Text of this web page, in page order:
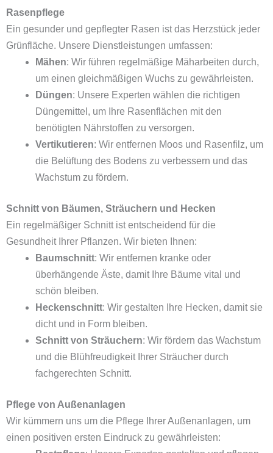
Rasenpflege
Ein gesunder und gepflegter Rasen ist das Herzstück jeder
Grünfläche. Unsere Dienstleistungen umfassen:
Mähen: Wir führen regelmäßige Mäharbeiten durch,
um einen gleichmäßigen Wuchs zu gewährleisten.
Düngen: Unsere Experten wählen die richtigen
Düngemittel, um Ihre Rasenflächen mit den
benötigten Nährstoffen zu versorgen.
Vertikutieren: Wir entfernen Moos und Rasenfilz, um
die Belüftung des Bodens zu verbessern und das
Wachstum zu fördern.
Schnitt von Bäumen, Sträuchern und Hecken
Ein regelmäßiger Schnitt ist entscheidend für die
Gesundheit Ihrer Pflanzen. Wir bieten Ihnen:
Baumschnitt: Wir entfernen kranke oder
überhängende Äste, damit Ihre Bäume vital und
schön bleiben.
Heckenschnitt: Wir gestalten Ihre Hecken, damit sie
dicht und in Form bleiben.
Schnitt von Sträuchern: Wir fördern das Wachstum
und die Blühfreudigkeit Ihrer Sträucher durch
fachgerechten Schnitt.
Pflege von Außenanlagen
Wir kümmern uns um die Pflege Ihrer Außenanlagen, um
einen positiven ersten Eindruck zu gewährleisten: